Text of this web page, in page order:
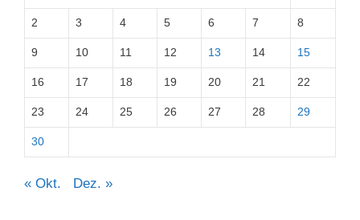
2 3 4 5 6 7 8
9 10 11 12 13 14 15
16 17 18 19 20 21 22
23 24 25 26 27 28 29
30
« Okt. Dez. »